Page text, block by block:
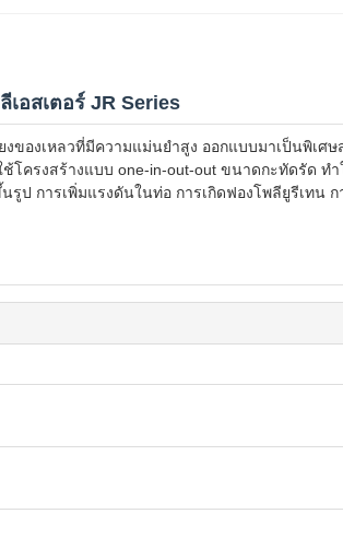
อสเตอร์ JR Series
ของเหลวที่มีความแม่นยำสูง ออกแบบมาเป็นพิเศ
ช้โครงสร้างแบบ one-in-out-out ขนาดกะทัดรัด ท
ป การเพิ่มแรงดันในท่อ การเกิดฟองโพลียูรีเทน